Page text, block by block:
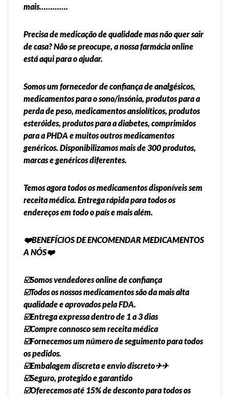
mais………….
Precisa de medicação de qualidade mas não quer sair
de casa? Não se preocupe, a nossa farmácia online
está aqui para o ajudar.
Somos um fornecedor de confiança de analgésicos,
medicamentos para o sono/insónia, produtos para a
perda de peso, medicamentos ansiolíticos, produtos
esteróides, produtos para a diabetes, comprimidos
para a PHDA e muitos outros medicamentos
genéricos. Disponibilizamos mais de 300 produtos,
marcas e genéricos diferentes.
Temos agora todos os medicamentos disponíveis sem
receita médica. Entrega rápida para todos os
endereços em todo o país e mais além.
❤️BENEFÍCIOS DE ENCOMENDAR MEDICAMENTOS
A NÓS❤️
☑️Somos vendedores online de confiança
☑️Todos os nossos medicamentos são da mais alta
qualidade e aprovados pela FDA.
☑️Entrega expressa dentro de 1 a 3 dias
☑️Compre connosco sem receita médica
☑️Fornecemos um número de seguimento para todos
os pedidos.
☑️Embalagem discreta e envio discreto✈✈
☑️Seguro, protegido e garantido
☑️Oferecemos até 15% de desconto para todos os